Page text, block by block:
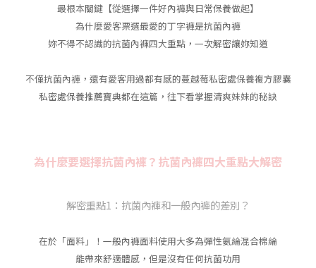
最根本關鍵【從選擇一件好內褲與日常保養做起】
為什麼愛客票選最愛的丁字褲是抗菌內褲
妳不得不認識的抗菌內褲四大重點，一次解密讓妳知道
不僅抗菌內褲，還有愛客用過都有感的蔓越莓私密處保養複方膠囊
私密處保養推薦寶典都在這篇，往下看掌握清爽妹妹的秘訣
為什麼要選擇抗菌內褲？抗菌內褲四大重點大解密
解密重點1：抗菌內褲和一般內褲的差別？
在於「面料」！一般內褲面料使用大多為彈性氨綸混合棉綸
能帶來舒適體感，但是沒有任何抗菌功用